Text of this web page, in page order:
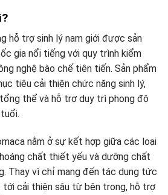
hỗ trợ sinh lý nam giới được sản
gia nổi tiếng với quy trình kiểm
nghệ bào chế tiên tiến. Sản phẩm
tiêu cải thiện chức năng sinh lý,
thể và hỗ trợ duy trì phong độ
nằm ở sự kết hợp giữa các loại
chất thiết yếu và dưỡng chất
Thay vì chỉ mang đến tác dụng tức
tới cải thiện sâu từ bên trong, hỗ trợ